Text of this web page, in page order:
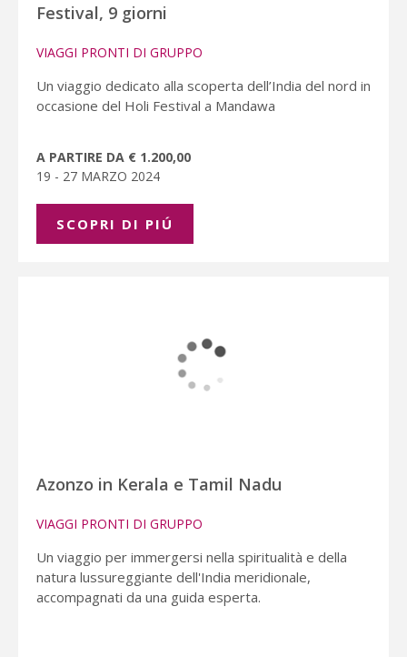
Festival, 9 giorni
VIAGGI PRONTI DI GRUPPO
Un viaggio dedicato alla scoperta dell’India del nord in
occasione del Holi Festival a Mandawa
A PARTIRE DA € 1.200,00
19 - 27 MARZO 2024
SCOPRI DI PIÚ
Azonzo in Kerala e Tamil Nadu
VIAGGI PRONTI DI GRUPPO
Un viaggio per immergersi nella spiritualità e della
natura lussureggiante dell'India meridionale,
accompagnati da una guida esperta.